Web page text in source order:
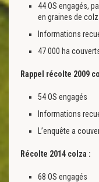
44 OS engagés,
en graines de
Informations
47 000 ha
Rappel récolte 2009
54 OS engagés
Informations
L’enquête a
Récolte 2014 colza :
68 OS engagés